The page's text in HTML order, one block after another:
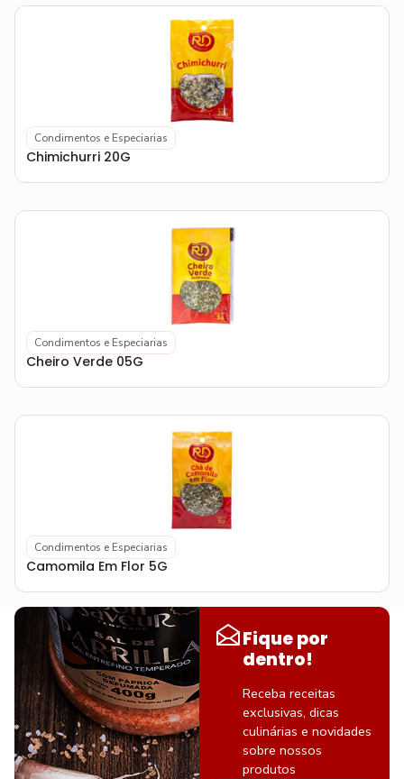
Condimentos e Especiarias
Chimichurri 20G
Condimentos e Especiarias
Cheiro Verde 05G
Condimentos e Especiarias
Camomila Em Flor 5G
Fique por
dentro!
Receba receitas
exclusivas, dicas
culinárias e novidades
sobre nossos
produtos